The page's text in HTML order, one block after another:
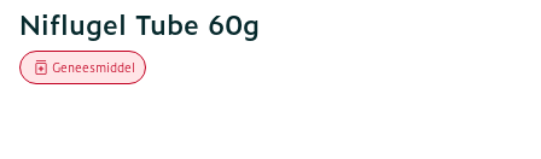
Niflugel Tube 60g
Geneesmiddel